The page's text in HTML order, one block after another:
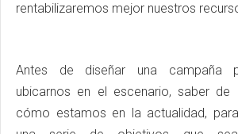
rentabilizaremos mejor nuestros
Antes de diseñar una campaña
ubicarnos en el escenario, saber de
cómo estamos en la actualidad,